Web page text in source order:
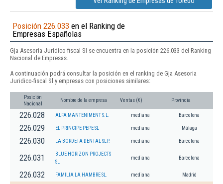
Posición 226.033 en el Ranking de
Empresas Españolas
Gja Asesoria Juridico-fiscal Sl se encuentra en la posición 226.033 del Ranking
Nacional de Empresas.
A continuación podrá consultar la posición en el ranking de Gja Asesoria
Juridico-fiscal Sl y empresas con posiciones similares:
Posición
Nacional
Nombre de la empresa Ventas (€) Provincia
226.028 ALFA MANTENIMENT S.L. mediana Barcelona
226.029 EL PRINCIPE PEPE SL mediana Málaga
226.030 LA BORDETA DENTAL SLP. mediana Barcelona
226.031
BLUE HORIZON PROJECTS
SL
mediana Barcelona
226.032 FAMILIA LA HAMBRE SL. mediana Madrid